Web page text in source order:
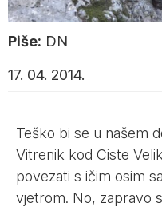
Piše: DN
17. 04. 2014.
Teško bi se u našem
Vitrenik kod Ciste
povezati s ičim osim sa
vjetrom. No, zapravo